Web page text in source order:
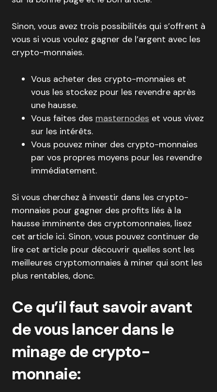
Sinon, vous avez trois possibilités qui s’offrent à
vous si vous voulez gagner de l’argent avec les
crypto-monnaies.
Vous acheter des crypto-monnaies et
vous les stockez pour les revendre après
une hausse.
Vous faites des masternodes et vous vivez
sur les intérêts.
Vous pouvez miner des crypto-monnaies
par vos propres moyens pour les revendre
immédiatement.
Si vous cherchez à investir dans les crypto-
monnaies pour gagner des profits liés à la
hausse imminente des cryptomonnaies, lisez
cet article ici. Sinon, vous pouvez continuer de
lire cet article pour découvrir quelles sont les
meilleures cryptomonnaies à miner qui sont les
plus rentables, donc.
Ce qu’il faut savoir avant
de vous lancer dans le
minage de crypto-
monnaie: